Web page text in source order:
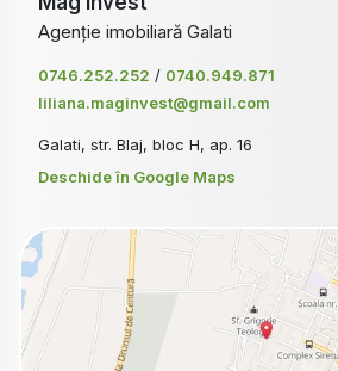
Agenție imobiliară Galati
0746.252.252 / 0740.949.871
liliana.maginvest@gmail.com
Galati, str. Blaj, bloc H, ap. 16
Deschide în Google Maps